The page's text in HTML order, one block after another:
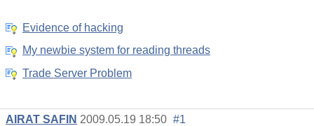
Evidence of hacking
My newbie system for reading threads
Trade Server Problem
AIRAT SAFIN 2009.05.19 18:50 #1